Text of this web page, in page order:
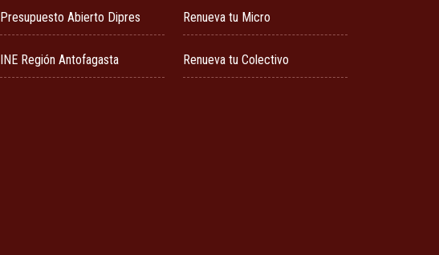
Presupuesto Abierto Dipres
INE Región Antofagasta
Renueva tu Micro
Renueva tu Colectivo